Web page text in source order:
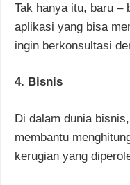
Tak hanya itu, baru –
aplikasi yang bisa
ingin berkonsultasi
4. Bisnis
Di dalam dunia
membantu
kerugian yang